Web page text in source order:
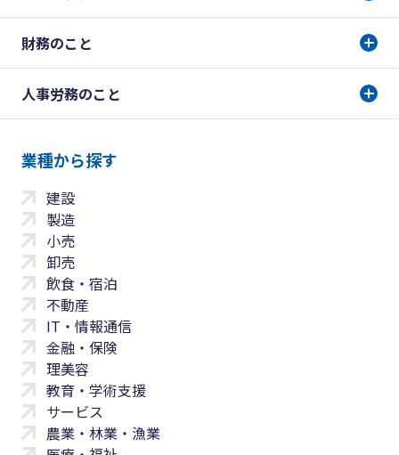
財務のこと
人事労務のこと
業種から探す
建設
製造
小売
卸売
飲食・宿泊
不動産
IT・情報通信
金融・保険
理美容
教育・学術支援
サービス
農業・林業・漁業